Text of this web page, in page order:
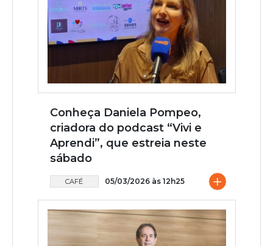
Conheça Daniela Pompeo,
criadora do podcast “Vivi e
Aprendi”, que estreia neste
sábado
CAFÉ 05/03/2026 às 12h25 +